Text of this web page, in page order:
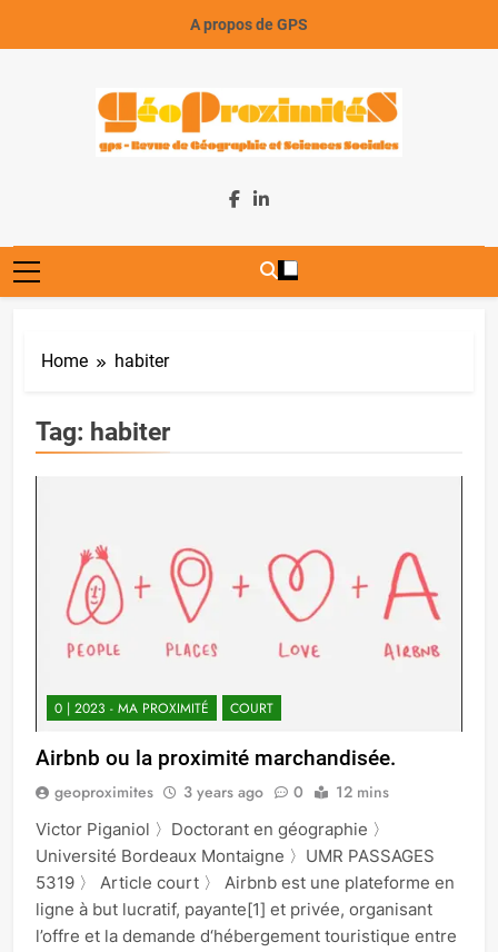
A propos de GPS
GeoProximiteS
Home habiter
Tag: habiter
0 | 2023 - MA PROXIMITÉ COURT
Airbnb ou la proximité marchandisée.
geoproximites 3 years ago 0 12 mins
Victor Piganiol 〉Doctorant en géographie 〉
Université Bordeaux Montaigne 〉UMR PASSAGES
5319 〉 Article court 〉 Airbnb est une plateforme en
ligne à but lucratif, payante[1] et privée, organisant
l’offre et la demande d‘hébergement touristique entre